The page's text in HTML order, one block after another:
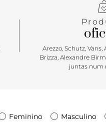
Arezzo, Schutz, Vans,
Brizza, Alexandre
juntas num
Feminino Masculino